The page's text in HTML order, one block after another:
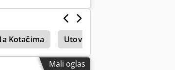
Kotačima Utovarivač
Mali oglas